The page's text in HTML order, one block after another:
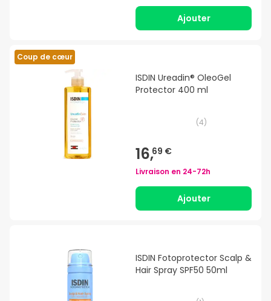
Ajouter
Coup de cœur
ISDIN Ureadin® OleoGel
Protector 400 ml
(4)
16,69 €
Livraison en 24-72h
Ajouter
ISDIN Fotoprotector Scalp &
Hair Spray SPF50 50ml